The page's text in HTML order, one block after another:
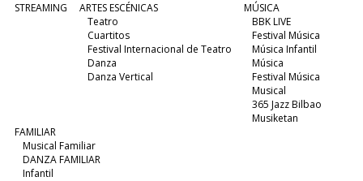
STREAMING
ARTES ESCÉNICAS
Teatro
Cuartitos
Festival Internacional de Teatro
Danza
Danza Vertical
MÚSICA
BBK LIVE
Festival Música
Música Infantil
Música
Festival Música
Musical
365 Jazz Bilbao
Musiketan
FAMILIAR
Musical Familiar
DANZA FAMILIAR
Infantil